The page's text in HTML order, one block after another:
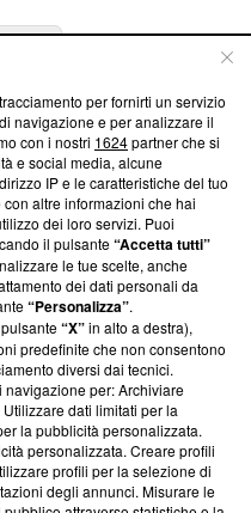
su Blasting
su come ci impegniamo a
la nostra aderenza a
Blasting News non è
ha richiesto di farne
effettuato una verifica di
per fornirti un servizio
navigazione e per analizzare il
con i nostri 1624partner che si
e social media, alcune
IP e le caratteristiche del tuo
altre informazioni che hai
dei loro servizi. Puoi
il pulsante“Accetta tutti”
le tue scelte, anche
dei dati personali da
“Personalizza”.
“X”in alto a destra),
predefinite che non consentono
diversi dai tecnici.
navigazione per: Archiviare
dati limitati per la
la pubblicità personalizzata.
personalizzata. Creare profili
profili per la selezione di
degli annunci. Misurare le